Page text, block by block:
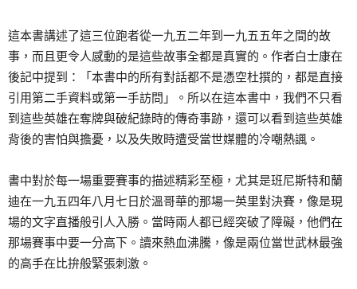
這本書講述了這三位跑者從一九五二年到一九五五年之間的故
事，而且更令人感動的是這些故事全都是真實的。作者白士康在
後記中提到：「本書中的所有對話都不是憑空杜撰的，都是直接
引用第二手資料或第一手訪問」。所以在這本書中，我們不只看
到這些英雄在奪牌與破紀錄時的傳奇事跡，還可以看到這些英雄
背後的害怕與擔憂，以及失敗時遭受當世媒體的冷嘲熱諷。
書中對於每一場重要賽事的描述精彩至極，尤其是班尼斯特和蘭
迪在一九五四年八月七日於溫哥華的那場一英里對決賽，像是現
場的文字直播般引人入勝。當時兩人都已經突破了障礙，他們在
那場賽事中要一分高下。讀來熱血沸騰，像是兩位當世武林最強
的高手在比拚般緊張刺激。